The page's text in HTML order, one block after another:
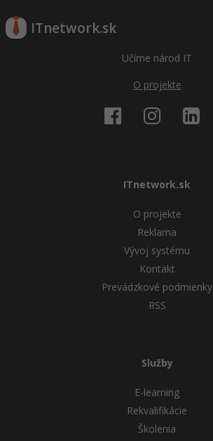
ITnetwork.sk
Učíme národ IT
O projekte
ITnetwork.sk
O projekte
Reklama
Vývoj systému
Kontakt
Prevádzkové podmienky
RSS
Služby
E-learning
Rekvalifikácie
Školenia